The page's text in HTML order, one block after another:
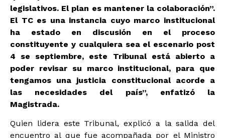
legislativos. El plan es mantener la colaboración”.
El TC es una instancia cuyo marco institucional
ha estado en discusión en el proceso
constituyente y cualquiera sea el escenario post
4 se septiembre, este Tribunal está abierto a
poder revisar su marco institucional, para que
tengamos una justicia constitucional acorde a
las necesidades del país”, enfatizó la
Magistrada.
Quien lidera este Tribunal, explicó a la salida del
encuentro al que fue acompañada por el Ministro